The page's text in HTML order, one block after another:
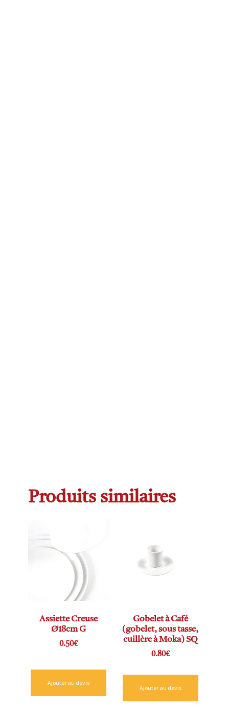
Produits similaires
Assiette Creuse
Ø18cm G
0.50€
Ajouter au devis
Gobelet à Café
(gobelet, sous tasse,
cuillère à Moka) SQ
0.80€
Ajouter au devis